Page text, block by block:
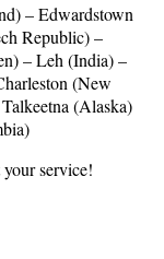
– Edwardstown
Republic) –
– Leh (India) –
(New
(Alaska)
service!